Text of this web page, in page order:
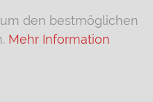
den bestmöglichen
Mehr Information